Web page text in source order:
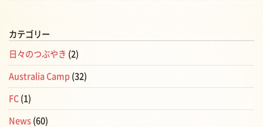
カテゴリー
日々のつぶやき (2)
Australia Camp (32)
FC (1)
News (60)